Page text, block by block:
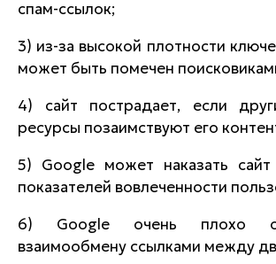
спам-ссылок;
3) из-за высокой плотности
может быть помечен
4) сайт пострадает, если
ресурсы позаимствуют его
5) Google может наказать сайт
показателей вовлеченности
6) Google очень плохо
взаимообмену ссылками между